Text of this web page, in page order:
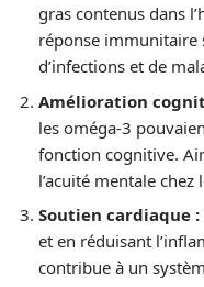
gras contenus dans
réponse immunitaire
d’infections et de
Amélioration
les oméga-3
fonction cognitive.
l’acuité mentale
Soutien cardiaque :
et en réduisant
contribue à un